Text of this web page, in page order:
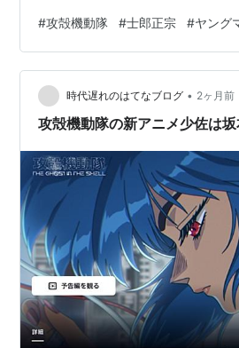
とは何か」を深く問いかける、SF
#攻殻機動隊 #士郎正宗 #ヤング
時代遅れのはてなブログ • 2ヶ月前
攻殻機動隊の新アニメ少佐は